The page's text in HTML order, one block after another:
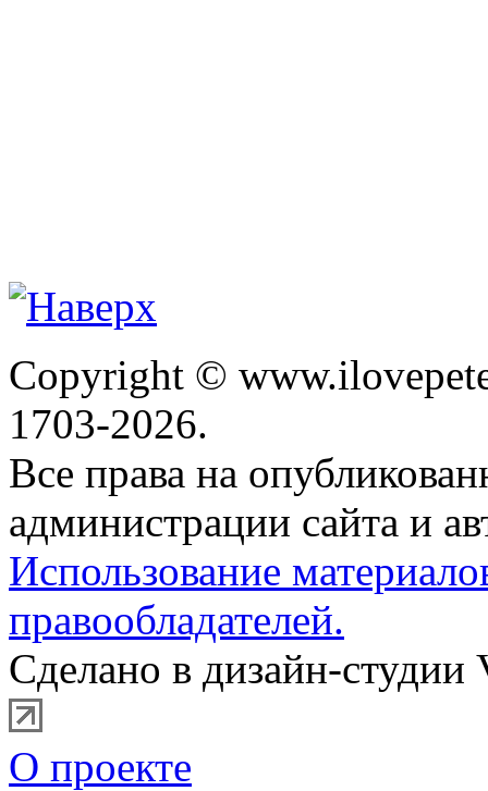
Copyright ©
1703-2026.
Все права на
администрации сайта и
Использование
правообладателей.
Сделано в дизайн-студии
О проекте